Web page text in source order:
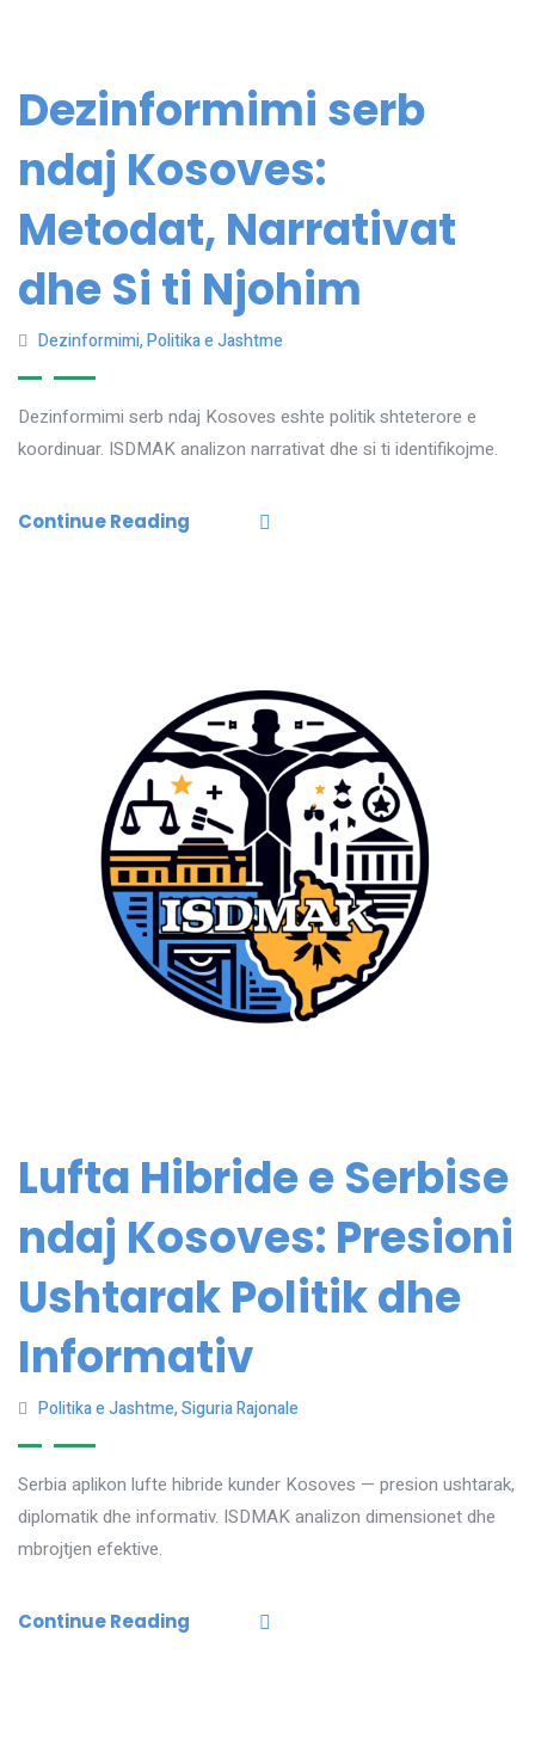
Dezinformimi serb
ndaj Kosoves:
Metodat, Narrativat
dhe Si ti Njohim
Dezinformimi,Politika e Jashtme
Dezinformimi serb ndaj Kosoves eshte politik shteterore e
koordinuar. ISDMAK analizon narrativat dhe si ti identifikojme.
Continue Reading
Lufta Hibride e Serbise
ndaj Kosoves: Presioni
Ushtarak Politik dhe
Informativ
Politika e Jashtme,Siguria Rajonale
Serbia aplikon lufte hibride kunder Kosoves — presion ushtarak,
diplomatik dhe informativ. ISDMAK analizon dimensionet dhe
mbrojtjen efektive.
Continue Reading